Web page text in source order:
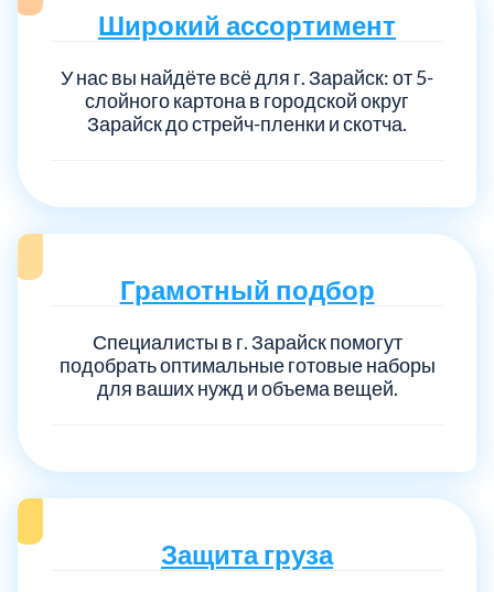
Широкий ассортимент
У нас вы найдёте всё для г. Зарайск: от 5-
слойного картона в городской округ
Зарайск до стрейч-пленки и скотча.
Грамотный подбор
Специалисты в г. Зарайск помогут
подобрать оптимальные готовые наборы
для ваших нужд и объема вещей.
Защита груза